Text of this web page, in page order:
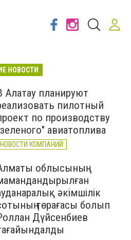
НОВОСТИ
Алатау планируют
пилотный
по производству
авиатоплива
НОВОСТИ КОМПАНИЙ
облысының
әкімшілік
төрағасы болып
Дүйсенбиев